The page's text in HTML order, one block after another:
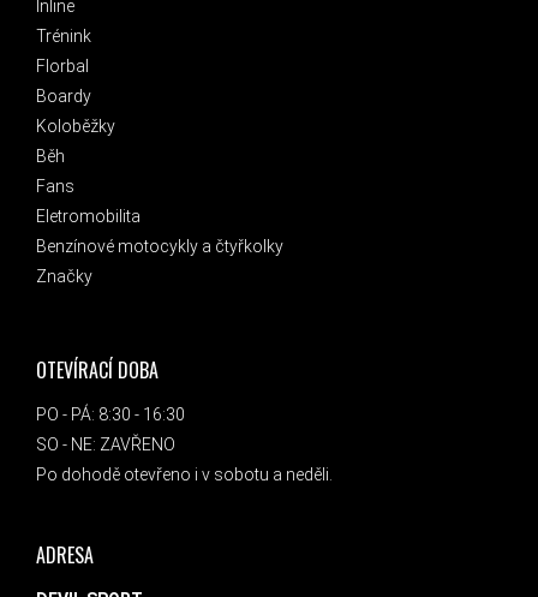
Inline
Trénink
Florbal
Boardy
Koloběžky
Běh
Fans
Eletromobilita
Benzínové motocykly a čtyřkolky
Značky
OTEVÍRACÍ DOBA
PO - PÁ: 8:30 - 16:30
SO - NE: ZAVŘENO
Po dohodě otevřeno i v sobotu a neděli.
ADRESA